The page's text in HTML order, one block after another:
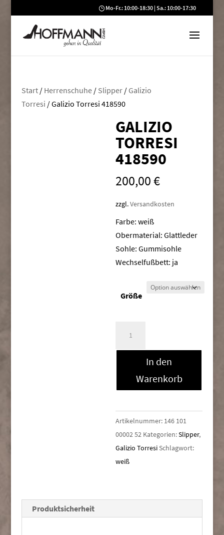
Mo-Fr.: 10:00-18:30 | Sa.: 10:00-17:30
Start/ Herrenschuhe/ Slipper/ Galizio
Torresi / Galizio Torresi 418590
GALIZIO
TORRESI
418590
200,00€
zzgl.Versandkosten
Farbe: weiß
Obermaterial: Glattleder
Sohle: Gummisohle
Wechselfußbett: ja
Größe
In den
Warenkorb
Artikelnummer: 146 101
00002 52 Kategorien:Slipper,
Galizio TorresiSchlagwort:
weiß
Produktsicherheit